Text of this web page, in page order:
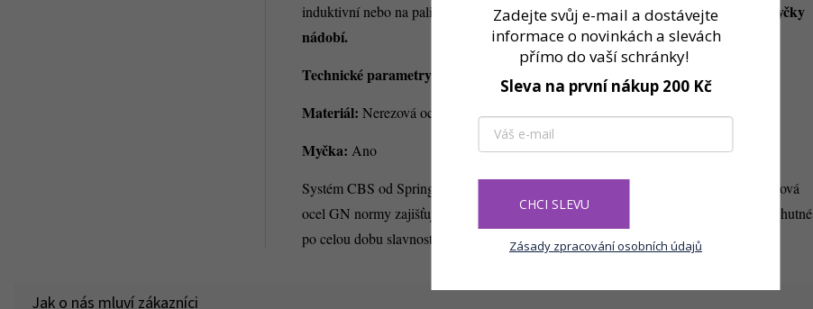
induktivní nebo na palivovou pastu provozovatelné stanice pro ohřev.Vhodné do myčky
nádobí.
Technické parametry:
Materiál: Nerezová ocel
Myčka: Ano
Systém CBS od Spring je profesionálním řešením pro catering i domácí bufet. Nerezová
ocel GN normy zajišťuje hygienické a elegantní servírování. Udržte pokrmy teplé a chutné
po celou dobu slavnostní hostiny.
Zadejte svůj e-mail a dostávejte
informace o novinkách a slevách
přímo do vaší schránky!
Sleva na první nákup 200 Kč
CHCI SLEVU
Zásady zpracování osobních údajů